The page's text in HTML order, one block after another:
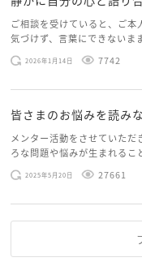
ご相談を受けていると、ご本
気づけず、言葉にできないま
ースがありますお悩みという
層心理）に触れることで、ま
2026年1月14日 7742
皆さまのお悩みを読み
メンター活動をさせていた
ろな問題や悩みが生まれるこ
のお悩みを読みながら 「み
だけじゃないんだな」と、逆
2025年5月20日 27661